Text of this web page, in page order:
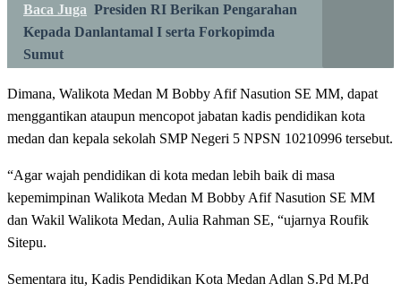
Baca Juga Presiden RI Berikan Pengarahan
Kepada Danlantamal I serta Forkopimda
Sumut
Dimana, Walikota Medan M Bobby Afif Nasution SE MM, dapat
menggantikan ataupun mencopot jabatan kadis pendidikan kota
medan dan kepala sekolah SMP Negeri 5 NPSN 10210996 tersebut.
“Agar wajah pendidikan di kota medan lebih baik di masa
kepemimpinan Walikota Medan M Bobby Afif Nasution SE MM
dan Wakil Walikota Medan, Aulia Rahman SE, “ujarnya Roufik
Sitepu.
Sementara itu, Kadis Pendidikan Kota Medan Adlan S.Pd M.Pd